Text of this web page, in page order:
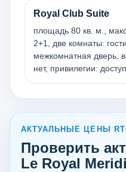
Royal Club Suite
площадь 80 кв. м.,
2+1, две комнаты:
межкомнатная дверь,
нет, привилегии:
АКТУАЛЬНЫЕ ЦЕНЫ
Проверить
Le Royal